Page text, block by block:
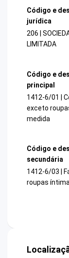
Código e
jurídica
206 |
LIMITADA
Código e
principal
1412-6/01 |
exceto
medida
Código e
secundária
1412-6/03 |
roupas